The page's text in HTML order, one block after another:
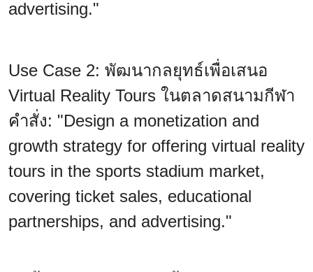
advertising."
Use Case 2: พัฒนากลยุทธ์เพื่อเสนอ
Virtual Reality Tours ในตลาดสนามกีฬา
คำสั่ง: "Design a monetization and
growth strategy for offering virtual reality
tours in the sports stadium market,
covering ticket sales, educational
partnerships, and advertising."